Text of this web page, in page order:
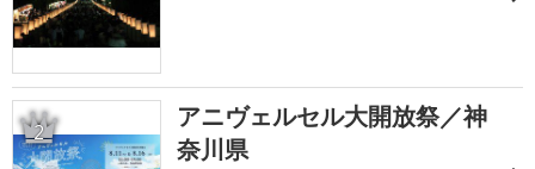
2
アニヴェルセル大開放祭／神
奈川県